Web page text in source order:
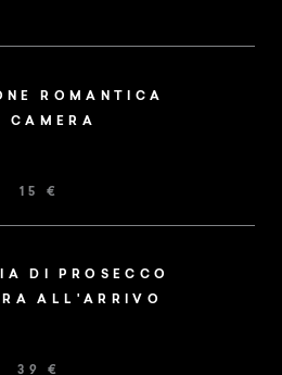
ROMANTICA
CAMERA
15 €
DI PROSECCO
ALL'ARRIVO
39 €